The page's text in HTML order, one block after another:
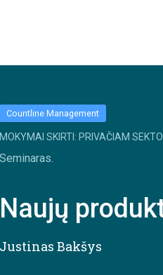
Countline Management
MOKYMAI SKIRTI: PRIVAČIAM
Seminaras.
Naujų
Justinas Bakšys